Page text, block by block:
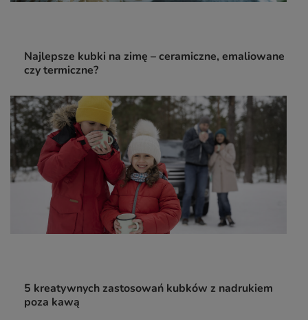
Najlepsze kubki na zimę – ceramiczne, emaliowane
czy termiczne?
5 kreatywnych zastosowań kubków z nadrukiem
poza kawą